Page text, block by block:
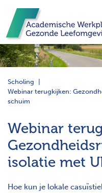
Scholing
Webinar terugkijken:
schuim
Webinar
isolatie met
Hoe kun je lokale